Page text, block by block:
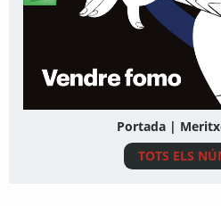
Portada |
TOTS ELS